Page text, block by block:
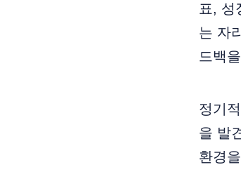
표, 성
는 자
드백
정기
을 발
환경